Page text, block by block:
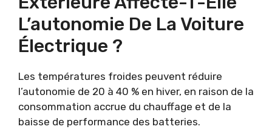
L’autonomie De La Voiture
Électrique ?
Les températures froides peuvent réduire
l’autonomie de 20 à 40 % en hiver, en raison de la
consommation accrue du chauffage et de la
baisse de performance des batteries.